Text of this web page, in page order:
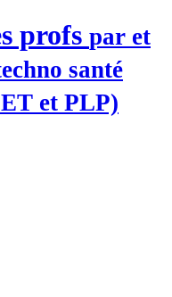
profs par et
santé
et PLP)